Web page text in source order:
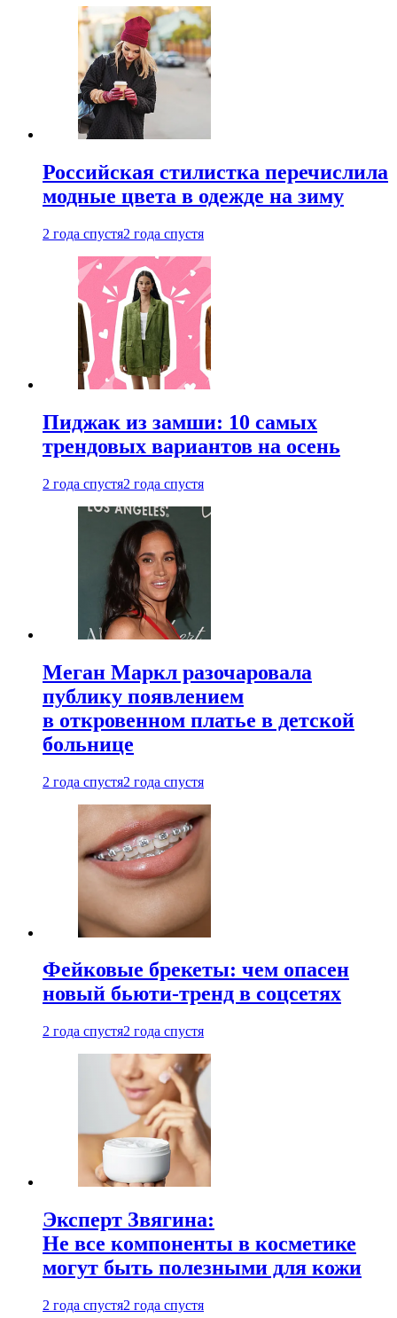
Российская стилистка перечислила
модные цвета в одежде на зиму
2 года спустя2 года спустя
Пиджак из замши: 10 самых
трендовых вариантов на осень
2 года спустя2 года спустя
Меган Маркл разочаровала
публику появлением
в откровенном платье в детской
больнице
2 года спустя2 года спустя
Фейковые брекеты: чем опасен
новый бьюти-тренд в соцсетях
2 года спустя2 года спустя
Эксперт Звягина:
Не все компоненты в косметике
могут быть полезными для кожи
2 года спустя2 года спустя